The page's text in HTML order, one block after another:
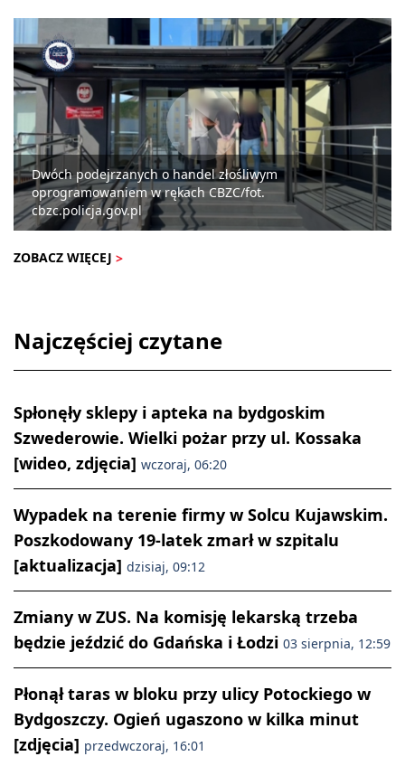
Dwóch podejrzanych o handel złośliwym
oprogramowaniem w rękach CBZC/fot.
cbzc.policja.gov.pl
ZOBACZ WIĘCEJ
Najczęściej czytane
Spłonęły sklepy i apteka na bydgoskim
Szwederowie. Wielki pożar przy ul. Kossaka
[wideo, zdjęcia] wczoraj, 06:20
Wypadek na terenie firmy w Solcu Kujawskim.
Poszkodowany 19-latek zmarł w szpitalu
[aktualizacja] dzisiaj, 09:12
Zmiany w ZUS. Na komisję lekarską trzeba
będzie jeździć do Gdańska i Łodzi 03 sierpnia, 12:59
Płonął taras w bloku przy ulicy Potockiego w
Bydgoszczy. Ogień ugaszono w kilka minut
[zdjęcia] przedwczoraj, 16:01